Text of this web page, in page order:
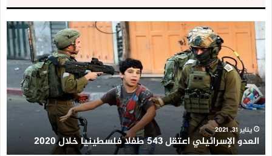
العدو
الإسرائيلي
اعتقل
543
طفلا
فلسطينيا
خلال
2020
يناير 31, 2021
العدو الإسرائيلي اعتقل 543 طفلا فلسطينيا خلال 2020